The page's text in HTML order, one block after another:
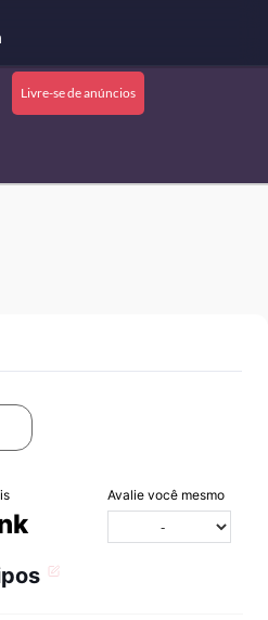
Livre-se de anúncios
Avalie você mesmo